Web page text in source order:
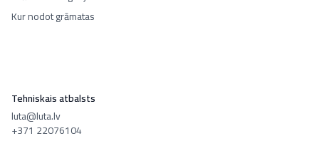
Kur nodot grāmatas
Tehniskais atbalsts
luta@luta.lv
+371 22076104